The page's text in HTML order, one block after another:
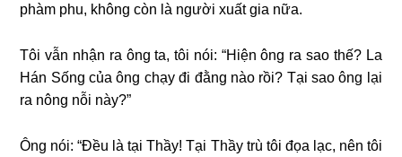
phàm phu, không còn là người xuất gia nữa.
Tôi vẫn nhận ra ông ta, tôi nói: “Hiện ông ra sao thế? La
Hán Sống của ông chạy đi đằng nào rồi? Tại sao ông lại
ra nông nỗi này?”
Ông nói: “Đều là tại Thầy! Tại Thầy trù tôi đọa lạc, nên tôi